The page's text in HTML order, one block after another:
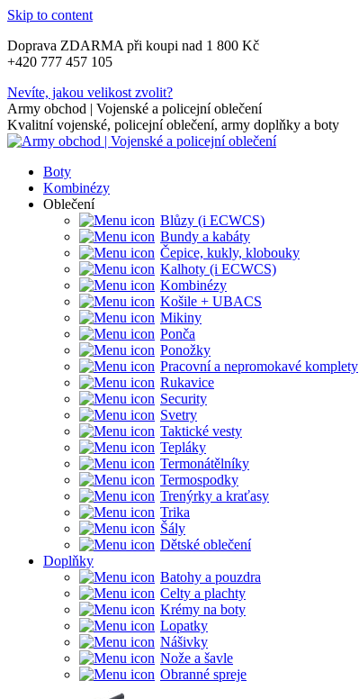
Skip to content
Doprava ZDARMA při koupi nad 1 800 Kč
+420 777 457 105
Nevíte, jakou velikost zvolit?
Army obchod | Vojenské a policejní oblečení
Kvalitní vojenské, policejní oblečení, army doplňky a boty
Boty
Kombinézy
Oblečení
Blůzy (i ECWCS)
Bundy a kabáty
Čepice, kukly, klobouky
Kalhoty (i ECWCS)
Kombinézy
Košile + UBACS
Mikiny
Ponča
Ponožky
Pracovní a nepromokavé komplety
Rukavice
Security
Svetry
Taktické vesty
Tepláky
Termonátělníky
Termospodky
Trenýrky a kraťasy
Trika
Šály
Dětské oblečení
Doplňky
Batohy a pouzdra
Celty a plachty
Krémy na boty
Lopatky
Nášivky
Nože a šavle
Obranné spreje